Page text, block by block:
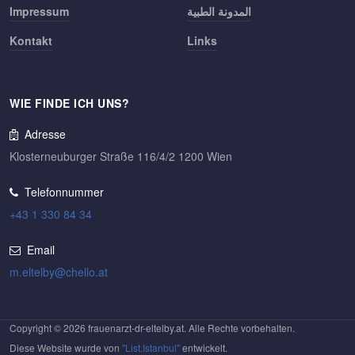
Impressum
Kontakt
المدونة الطبية
Links
WIE FINDE ICH UNS?
Adresse
Klosterneuburger Straße 116/4/2 1200 Wien
Telefonnummer
+43 1 330 84 34
Email
m.eltelby@chello.at
Copyright © 2026 frauenarzt-dr-eltelby.at. Alle Rechte vorbehalten.
Diese Website wurde von "List.Istanbul"entwickelt.